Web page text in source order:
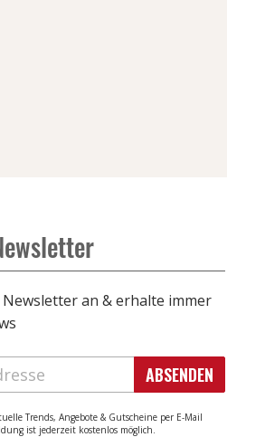
an & erhalte immer
ABSENDEN
Trends, Angebote & Gutscheine per E-Mail
ist jederzeit kostenlos möglich.